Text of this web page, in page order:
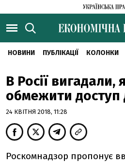
НОВИНИ ПУБЛІКАЦІЇ КОЛОНКИ
В Росії вигадали,
обмежити доступ
24 КВІТНЯ 2018, 11:28
Роскомнадзор пропонує